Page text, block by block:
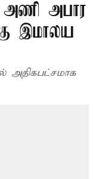
அபார
இமாலய
அதிகபட்சமாக